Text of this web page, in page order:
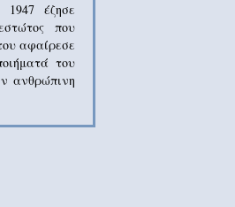
έζησε
που
αφαίρεσε
του
ανθρώπινη